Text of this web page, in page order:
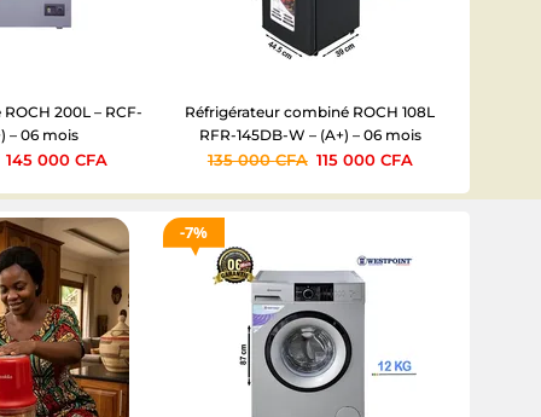
200L – RCF-
– 06 mois
145 000CFA
Réfrigérateur combiné ROCH 108L
RFR-145DB-W – (A+) – 06 mois
135 000CFA 115 000 CFA
7%